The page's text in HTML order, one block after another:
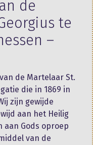
de
te
–
de Martelaar St.
die in 1869 in
zijn gewijde
aan het Heilig
aan Gods oproep
van de